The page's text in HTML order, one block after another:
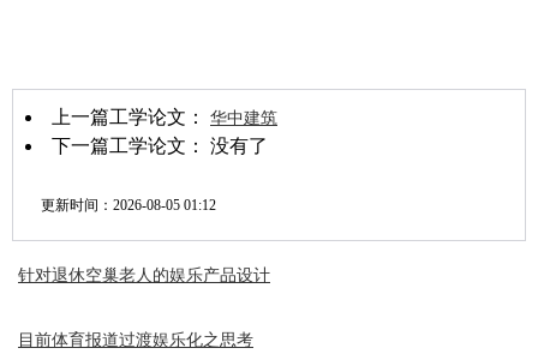
上一篇工学论文： 华中建筑
下一篇工学论文： 没有了
更新时间： 2026-08-05 01:12
针对退休空巢老人的娱乐产品设计
目前体育报道过渡娱乐化之思考